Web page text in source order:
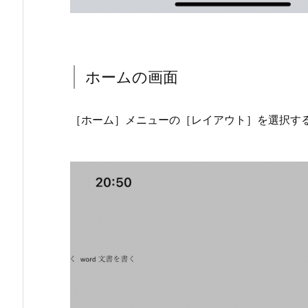
ホームの画面
［ホーム］メニューの［レイアウト］を選択す